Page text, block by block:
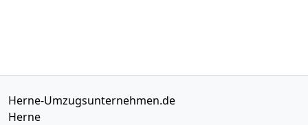
Herne-Umzugsunternehmen.de
Herne